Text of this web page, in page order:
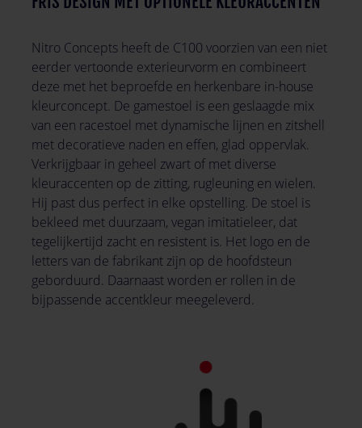
Nitro Concepts heeft de C100 voorzien van een niet
eerder vertoonde exterieurvorm en combineert
deze met het beproefde en herkenbare in-house
kleurconcept. De gamestoel is een geslaagde mix
van een racestoel met dynamische lijnen en zitshell
met decoratieve naden en effen, glad oppervlak.
Verkrijgbaar in geheel zwart of met diverse
kleuraccenten op de zitting, rugleuning en wielen.
Hij past dus perfect in elke opstelling. De stoel is
bekleed met duurzaam, vegan imitatieleer, dat
tegelijkertijd zacht en resistent is. Het logo en de
letters van de fabrikant zijn op de hoofdsteun
geborduurd. Daarnaast worden er rollen in de
bijpassende accentkleur meegeleverd.